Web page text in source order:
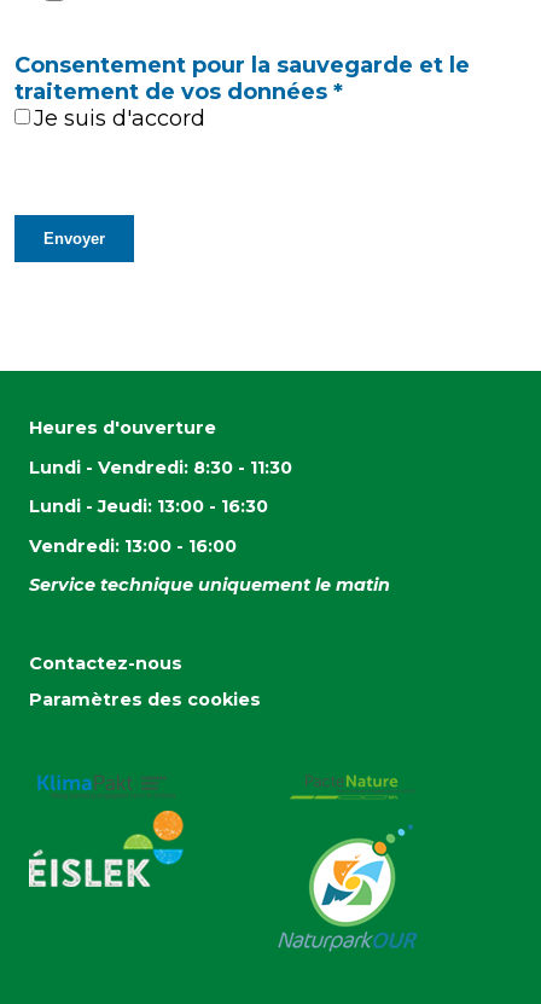
Consentement pour la sauvegarde et le
traitement de vos données *
Je suis d'accord
Heures d'ouverture
Lundi - Vendredi: 8:30 - 11:30
Lundi - Jeudi: 13:00 - 16:30
Vendredi: 13:00 - 16:00
Service technique uniquement le matin
Contactez-nous
Paramètres des cookies